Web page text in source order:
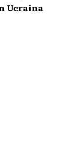
Ucraina